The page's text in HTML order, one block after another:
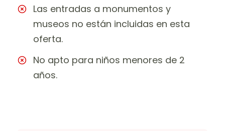
Las entradas a monumentos y
museos no están incluidas en esta
oferta.
No apto para niños menores de 2
años.